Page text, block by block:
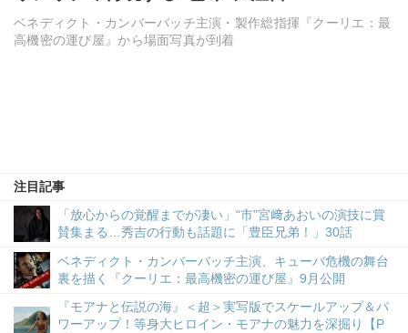
ベネディクト・カンバーバッチ主演・製作総指揮『クーリエ：最
高機密の運び屋』から場面写真が到着
注目記事
「放心からの覚醒までが凄い」“市”宮﨑あおいの演技に賞
賛集まる…秀吉の行動も話題に「豊臣兄弟！」30話
ベネディクト・カンバーバッチ主演、キューバ危機の舞台
裏を描く『クーリエ：最高機密の運び屋』9月公開
『モアナと伝説の海』＜超＞実写版でスケールアップ＆パ
ワーアップ！等身大ヒロイン・モアナの魅力を深掘り【P